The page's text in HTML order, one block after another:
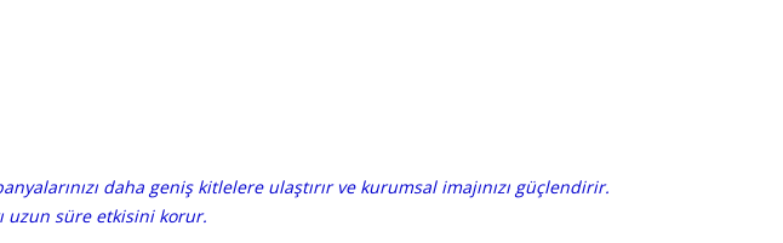
daha geniş kitlelere ulaştırır ve kurumsal imajınızı güçlendirir.
uzun süre etkisini korur.